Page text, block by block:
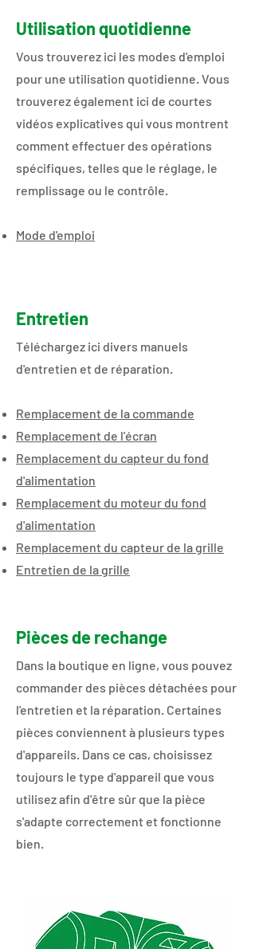
Utilisation quotidienne
​​​​​Vous trouverez ici les modes d'emploi
pour une utilisation quotidienne. Vous
trouverez également ici de courtes
vidéos explicatives qui vous montrent
comment effectuer des opérations
spécifiques, telles que le réglage, le
remplissage ou le contrôle.
Mode d'emploi
Entretien
​​​​​Téléchargez ici divers manuels
d'entretien et de réparation.
Remplacement de la commande
Remplacement de l'écran
Remplacement du capteur du fond
d'alimentation
Remplacement du moteur du fond
d'alimentation
Remplacement du capteur de la grille
Entretien de la grille
Pièces de rechange
Dans la boutique en ligne, vous pouvez
commander des pièces détachées pour
l'entretien et la réparation. Certaines
pièces conviennent à plusieurs types
d'appareils. Dans ce cas, choisissez
toujours le type d'appareil que vous
utilisez afin d'être sûr que la pièce
s'adapte correctement et fonctionne
bien.